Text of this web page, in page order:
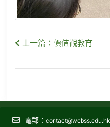
上一篇：價值觀教育
電郵： contact@wcbss.edu.hk